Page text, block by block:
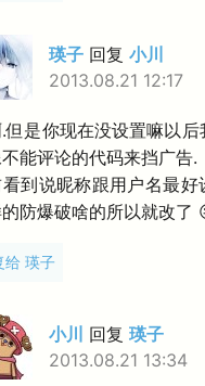
瑛子 回复 小川
2013.08.21 12:17
但是你现在没设置嘛以后
能评论的代码来挡广告.
到说昵称跟用户名最好
防爆破啥的所以就改了
给 瑛子
小川 回复 瑛子
2013.08.21 13:34